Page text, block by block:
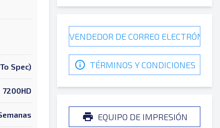
Spec)
7200HD
VENDEDOR DE CORREO ELECTRÓNICO
TÉRMINOS Y CONDICIONES
EQUIPO DE IMPRESIÓN